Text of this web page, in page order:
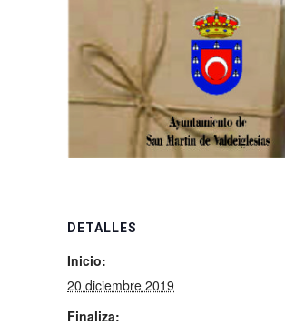
DETALLES
Inicio:
20 diciembre 2019
Finaliza: